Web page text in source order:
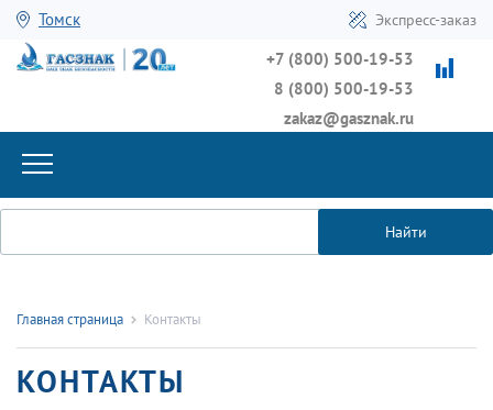
Томск Экспресс-заказ
+7 (800) 500-19-53
8 (800) 500-19-53
zakaz@gasznak.ru
Найти
Главная страница Контакты
КОНТАКТЫ